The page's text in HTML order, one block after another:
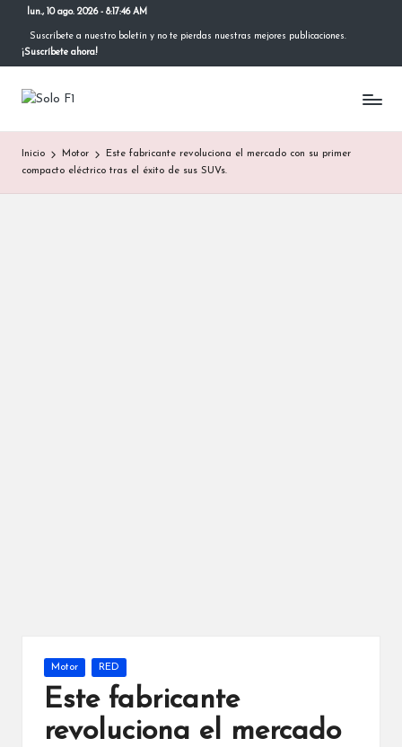
Saltar
lun., 10 ago. 2026- 8:17:46 AM
Suscríbete a nuestro boletín y no te pierdas nuestras mejores publicaciones.
¡Suscríbete ahora!
S
o
l
o
Para
la
F1
Inicio Motor
Este fabricante revoluciona el mercado con su primer
compacto eléctrico tras el éxito de sus SUVs.
Publicada
en
Motor RED
Este fabricante
revoluciona el mercado